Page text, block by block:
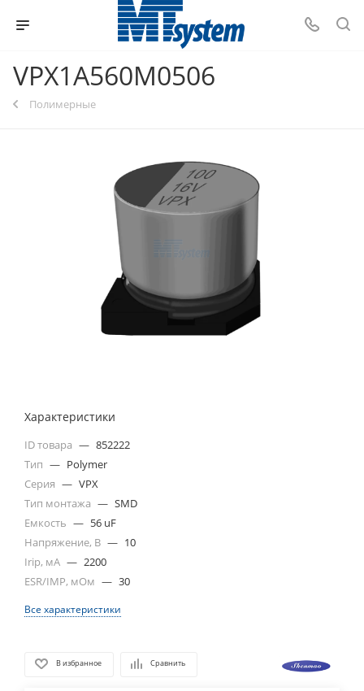
VPX1A560M0506
Полимерные
Характеристики
ID товара — 852222
Тип — Polymer
Серия — VPX
Тип монтажа — SMD
Емкость — 56 uF
Напряжение, В — 10
Irip, мА — 2200
ESR/IMP, мОм — 30
Все характеристики
В избранное Сравнить